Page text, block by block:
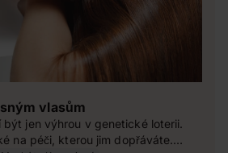
vlasům
být jen výhrou v genetické loterii.
na péči, kterou jim dopřáváte.